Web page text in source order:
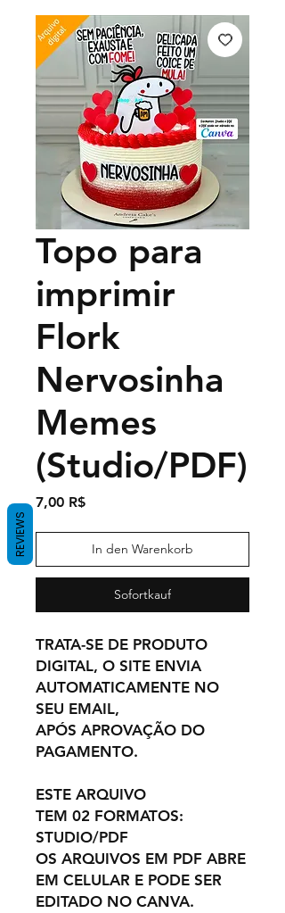
Topo para
imprimir
Flork
Nervosinha
Memes
(Studio/PDF)
7,00 R$Preis
In den Warenkorb
Sofortkauf
TRATA-SE DE PRODUTO
DIGITAL, O SITE ENVIA
AUTOMATICAMENTE NO
SEU EMAIL,
APÓS APROVAÇÃO DO
PAGAMENTO.
ESTE ARQUIVO
TEM 02 FORMATOS:
STUDIO/PDF
OS ARQUIVOS EM PDF ABRE
EM CELULAR E PODE SER
EDITADO NO CANVA.
REVIEWS